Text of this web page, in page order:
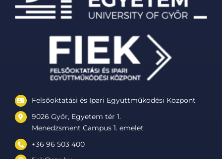
Felsőoktatási és Ipari Együttműködési Központ
9026 Győr, Egyetem tér 1.
Menedzsment Campus 1. emelet
+36 96 503 400